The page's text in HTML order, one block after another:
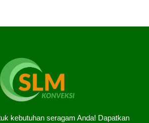
kebutuhan seragam Anda! Dapatkan